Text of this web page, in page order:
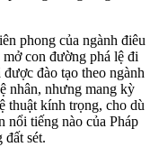
phong của ngành điêu
con đường phá lệ đi
đào tạo theo ngành
nhân, nhưng mang kỳ
thuật kính trọng, cho dù
nổi tiếng nào của Pháp
đất sét.